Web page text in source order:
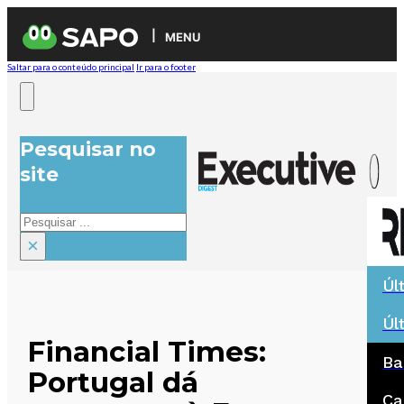
MENU
Saltar para o conteúdo principal Ir para o footer
Pesquisar no
site
Pesquisar
×
Financial Times:
Portugal dá